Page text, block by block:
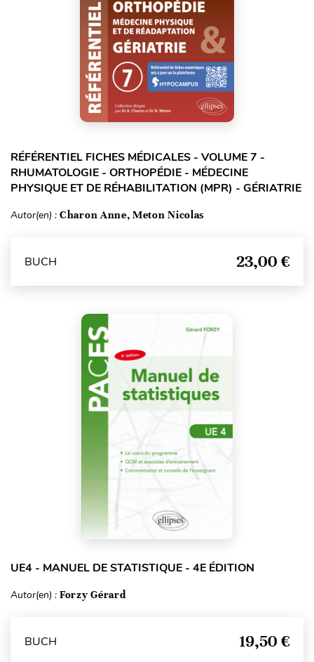
RÉFÉRENTIEL FICHES MÉDICALES - VOLUME 7 -
RHUMATOLOGIE - ORTHOPÉDIE - MÉDECINE
PHYSIQUE ET DE RÉHABILITATION (MPR) - GÉRIATRIE
Autor(en) : Charon Anne, Meton Nicolas
BUCH 23,00 €
UE4 - MANUEL DE STATISTIQUE - 4E ÉDITION
Autor(en) : Forzy Gérard
BUCH 19,50 €